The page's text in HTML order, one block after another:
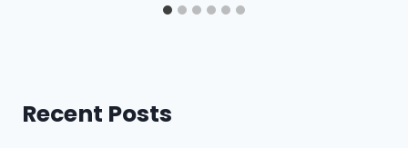
Recent Posts